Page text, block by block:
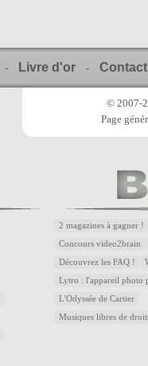
- Livre d'or - Contact
© 2007-
Page
2 magazines à gagner !
Concours video2brain
Découvrez les FAQ !
Lytro : l'appareil photo
L'Odyssée de Cartier
Musiques libres de